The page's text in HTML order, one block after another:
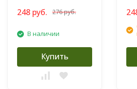
248 руб. 276 руб.
В наличии
Купить